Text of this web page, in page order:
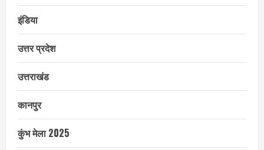
इंडिया
उत्तर प्रदेश
उत्तराखंड
कानपुर
कुंभ मेला 2025